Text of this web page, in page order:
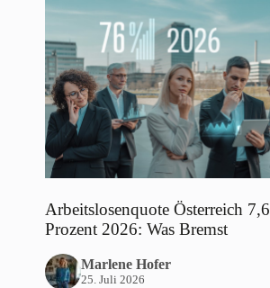
Arbeitslosenquote Österreich 7,6
Prozent 2026: Was Bremst
Marlene Hofer
25. Juli 2026